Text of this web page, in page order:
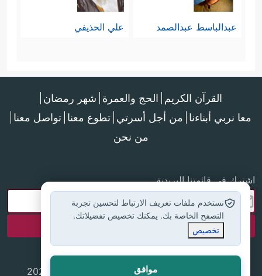
عبدالباسط عبدالصمد علي الحذيفي
القرآن الكريم الحج والعمرة شهر رمضان
معا نربي أبناءنا من أجل أسرتي تطوع معنا تواصل معنا
من نحن
اشترك في قائمتنا البريدية
جميع الحقوق محفوظة لموقع إسلام أون لاين © 2025
نستخدم ملفات تعريف الارتباط لتحسين تجربة
التصفح الخاصة بك. يمكنك تخصيص تفضيلاتك.
تخصيص
موافق